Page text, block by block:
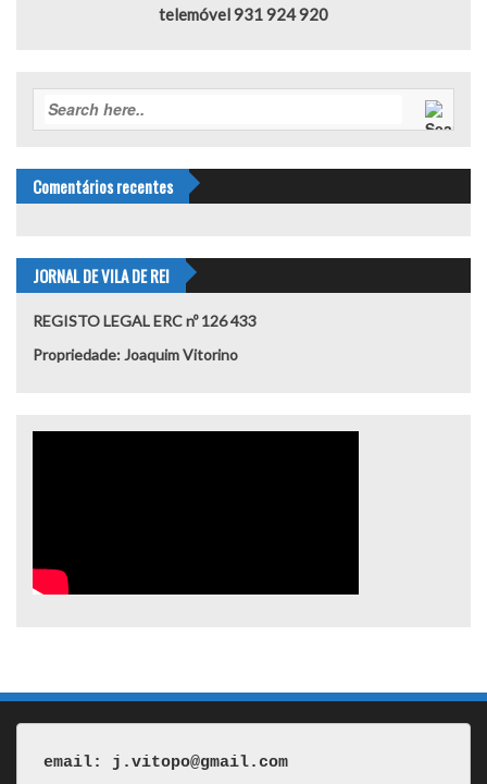
telemóvel 931 924 920
Comentários recentes
JORNAL DE VILA DE REI
REGISTO LEGAL ERC nº 126 433
Propriedade: Joaquim Vitorino
email: j.vitopo@gmail.com